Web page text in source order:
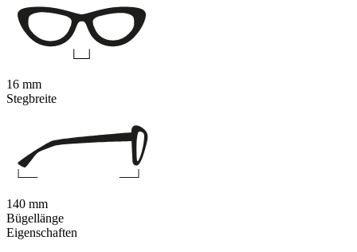
Eigenschaften
16 mm
Stegbreite
140 mm
Bügellänge